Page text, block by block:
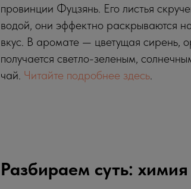
провинции Фуцзянь. Его листья
водой, они эффектно раскрываются
вкус. В аромате — цветущая сирень,
получается светло-зеленым,
чай. Читайте подробнее здесь.
Разбираем суть: